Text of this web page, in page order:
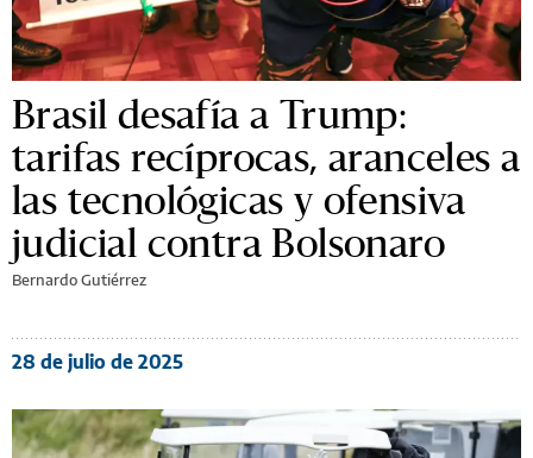
Brasil desafía a Trump:
tarifas recíprocas, aranceles a
las tecnológicas y ofensiva
judicial contra Bolsonaro
Bernardo Gutiérrez
28 de julio de 2025